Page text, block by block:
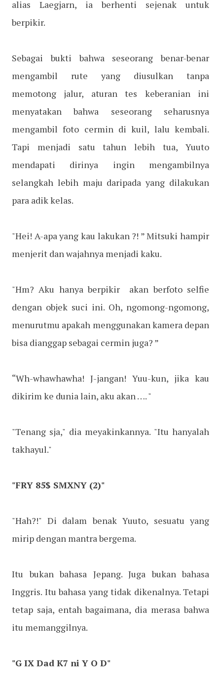
alias Laegjarn, ia berhenti sejenak untuk
berpikir.
Sebagai bukti bahwa seseorang benar-benar
mengambil rute yang diusulkan tanpa
memotong jalur, aturan tes keberanian ini
menyatakan bahwa seseorang seharusnya
mengambil foto cermin di kuil, lalu kembali.
Tapi menjadi satu tahun lebih tua, Yuuto
mendapati dirinya ingin mengambilnya
selangkah lebih maju daripada yang dilakukan
para adik kelas.
"Hei! A-apa yang kau lakukan ?! ” Mitsuki hampir
menjerit dan wajahnya menjadi kaku.
"Hm? Aku hanya berpikir akan berfoto selfie
dengan objek suci ini. Oh, ngomong-ngomong,
menurutmu apakah menggunakan kamera depan
bisa dianggap sebagai cermin juga? ”
“Wh-whawhawha! J-jangan! Yuu-kun, jika kau
dikirim ke dunia lain, aku akan …. "
"Tenang sja," dia meyakinkannya. "Itu hanyalah
takhayul."
"FRY 85$ SMXNY (2)"
"Hah?!" Di dalam benak Yuuto, sesuatu yang
mirip dengan mantra bergema.
Itu bukan bahasa Jepang. Juga bukan bahasa
Inggris. Itu bahasa yang tidak dikenalnya. Tetapi
tetap saja, entah bagaimana, dia merasa bahwa
itu memanggilnya.
"G IX Dad K7 ni Y O D"